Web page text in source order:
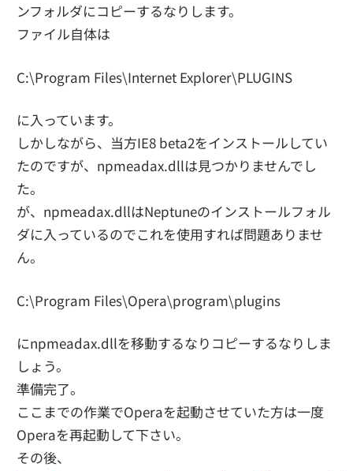
ンフォルダにコピーするなりします。
ファイル自体は
C:\Program Files\Internet Explorer\PLUGINS
に入っています。
しかしながら、当方IE8 beta2をインストールしてい
たのですが、npmeadax.dllは見つかりませんでし
た。
が、npmeadax.dllはNeptuneのインストールフォル
ダに入っているのでこれを使用すれば問題ありませ
ん。
C:\Program Files\Opera\program\plugins
にnpmeadax.dllを移動するなりコピーするなりしま
しょう。
準備完了。
ここまでの作業でOperaを起動させていた方は一度
Operaを再起動して下さい。
その後、